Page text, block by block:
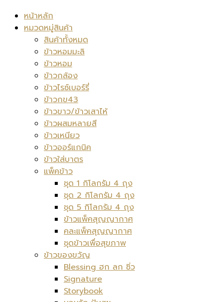
หน้าหลัก
หมวดหมู่สินค้า
สินค้าทั้งหมด
ข้าวหอมมะลิ
ข้าวหอม
ข้าวกล้อง
ข้าวไรซ์เบอร์รี่
ข้าวกข43
ข้าวขาว/ข้าวเสาไห้
ข้าวผสมหลายสี
ข้าวเหนียว
ข้าวออร์แกนิค
ข้าวใส่บาตร
แพ็คข้าว
ชุด 1 กิโลกรัม 4 ถุง
ชุด 2 กิโลกรัม 4 ถุง
ชุด 5 กิโลกรัม 4 ถุง
ข้าวแพ็คสุญญากาศ
คละแพ็คสุญญากาศ
ชุดข้าวเพื่อสุขภาพ
ข้าวของขวัญ
Blessing ฮก ลก ซิ่ว
Signature
Storybook